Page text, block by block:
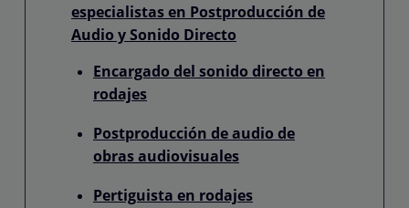
especialistas en Postproducción de
Audio y Sonido Directo
Encargado del sonido directo en
rodajes
Postproducción de audio de
obras audiovisuales
Pertiguista en rodajes